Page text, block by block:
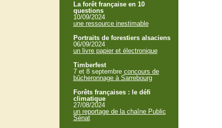
La forêt française en 10
questions
10/09/2024
une ressource inestimable
Portraits de forestiers alsaciens
06/09/2024
un livre papier et électronique
Timberfest
7 et 8 septembre concours de
bûcheronnage à Sarrebourg
Forêts françaises : le défi
climatique
27/08/2024
un reportage de la chaîne Public
Sénat